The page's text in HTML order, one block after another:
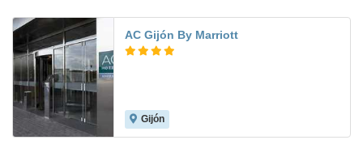
AC Gijón By Marriott
Gijón